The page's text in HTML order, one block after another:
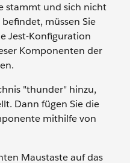
stammt und sich nicht
befindet, müssen Sie
Jest-Konfiguration
Komponenten der
"thunder" hinzu,
Dann fügen Sie die
mithilfe von
Maustaste auf das